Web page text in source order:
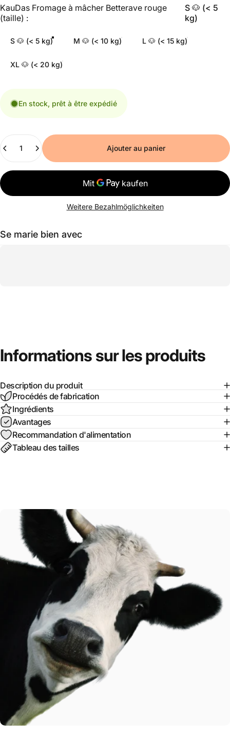
Fromage à mâcher à la betterave (taille)
KauDas Fromage à mâcher Betterave rouge
(taille) :
S 🐶 (< 5
kg)
S 🐶 (< 5 kg) M 🐶 (< 10 kg) L 🐶 (< 15 kg)
XL 🐶 (< 20 kg)
En stock, prêt à être expédié
Ajouter au panier
Weitere Bezahlmöglichkeiten
Se marie bien avec
Informations surlesproduits
Description du produit
Procédés de fabrication
Ingrédients
Avantages
Recommandation d'alimentation
Tableau des tailles